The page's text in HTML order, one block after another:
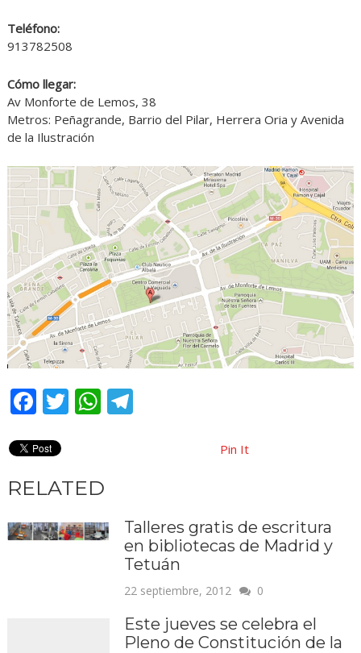
Teléfono:
913782508
Cómo llegar:
Av Monforte de Lemos, 38
Metros: Peñagrande, Barrio del Pilar, Herrera Oria y Avenida
de la Ilustración
Facebook
Twitter
WhatsApp
Telegram
Pin It
RELATED
Talleres gratis de escritura
en bibliotecas de Madrid y
Tetuán
22 septiembre, 2012 0
Este jueves se celebra el
Pleno de Constitución de la